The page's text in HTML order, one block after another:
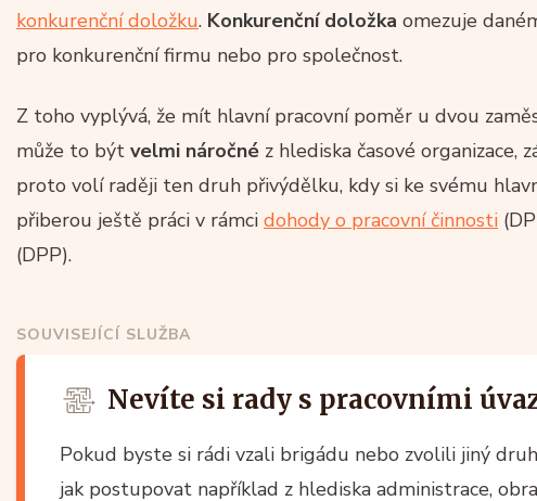
konkurenční doložku. Konkurenční doložka omezuje
pro konkurenční firmu nebo pro společnost.
Z toho vyplývá, že mít hlavní pracovní poměr u dvou
může to být velmi náročné z hlediska časové organizace,
proto volí raději ten druh přivýdělku, kdy si ke svému
přiberou ještě práci v rámci dohody o pracovní činnosti
(DPP).
SOUVISEJÍCÍ SLUŽBA
Nevíte si rady s pracovními
Pokud byste si rádi vzali brigádu nebo zvolili jiný
jak postupovat například z hlediska administrace,